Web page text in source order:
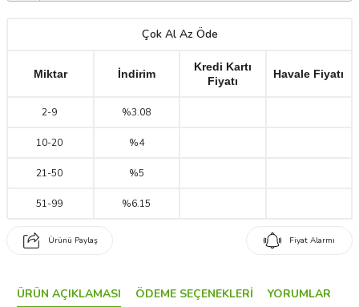
Çok Al Az Öde
Miktar İndirim
Kredi Kartı
Fiyatı
Havale Fiyatı
2-9 %3.08
10-20 %4
21-50 %5
51-99 %6.15
Ürünü Paylaş Fiyat Alarmı
ÜRÜN AÇIKLAMASI ÖDEME SEÇENEKLERI YORUMLAR